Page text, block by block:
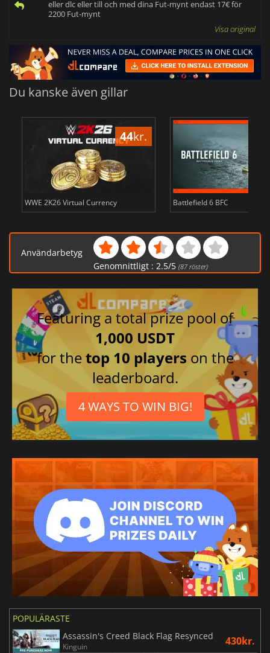
eller dlc eller till och med dina Fut-mynt endast 17€ för
2200 Fut-mynt
Visa original
Du kanske även gillar
44kr.
WWE 2K26 Virtual Currency Battlefield 6 BFC
Användarbetyg
Genomnittligt : 2.5/5 (87röster)
Featuring a total prize pool of
1,000 USDT
for thetop 10 players on the
leaderboard.
4 WAYS TO WIN BIG!
POPULÄRASTE
Assassin's Creed Black Flag Resynced
Kinguin 430kr.